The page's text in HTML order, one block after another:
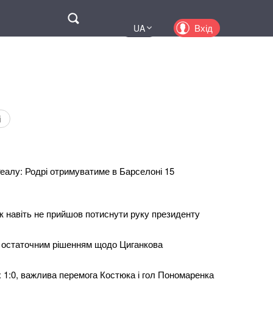
UA
Вхід
Родрі отримуватиме в Барселоні 15
навіть не прийшов потиснути руку президенту
рішенням щодо Циганкова
важлива перемога Костюка і гол Пономаренка